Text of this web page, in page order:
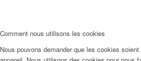
Comment nous utilisons les cookies
Nous pouvons demander que les cookies